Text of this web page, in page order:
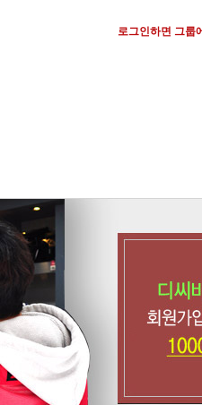
로그인하면 그룹